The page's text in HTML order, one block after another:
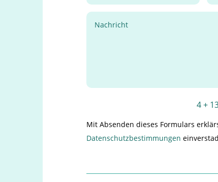
4 +
Mit Absenden dieses Formulars
Datenschutzbestimmungen